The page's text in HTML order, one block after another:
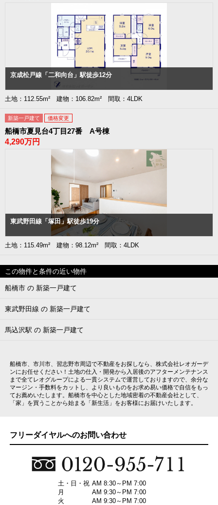
京成松戸線「二和向台」駅徒歩12分
土地：112.55m² 建物：106.82m² 間取：4LDK
新築一戸建て 価格変更
船橋市夏見台4丁目27番 A号棟
4,290万円
東武野田線「塚田」駅徒歩19分
土地：115.49m² 建物：98.12m² 間取：4LDK
この物件と条件の近い物件
船橋市 の 新築一戸建て
東武野田線 の 新築一戸建て
馬込沢駅 の 新築一戸建て
船橋市、市川市、習志野市周辺で不動産をお探しなら、株式会社レオガーデ
ンにお任せください！土地の仕入・開発から入居後のアフターメンテナンス
まで全てレオグループによる一貫システムで運営しておりますので、余分な
マージン・手数料をカットし、より良いものをお求め易い価格で自信をもっ
てお薦めいたします。船橋市を中心とした地域密着の不動産会社として、
「家」を買うことから始まる「新生活」をお客様にお届けいたします。
フリーダイヤルへのお問い合わせ
土・日・祝 AM 8:30～PM 7:00
月
AM 9:30～PM 7:00
火
AM 9:30～PM 7:00